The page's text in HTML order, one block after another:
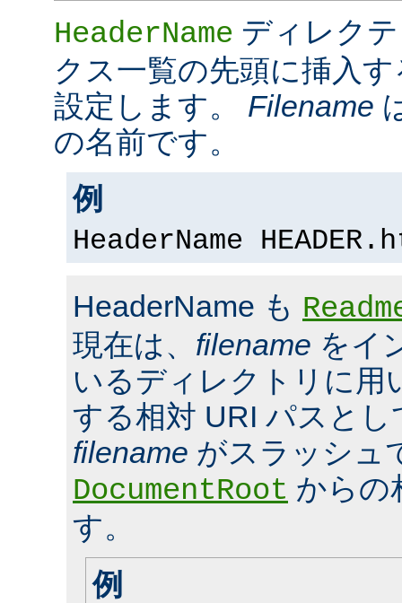
HeaderName ディレク
クス一覧の先頭に挿入
設定します。 Filename
の名前です。
例
HeaderName
HeaderName も
現在は、 filename をイ
いるディレクトリに用
する相対 URI パスと
filename がスラッシュ
DocumentRoot からの
す。
例